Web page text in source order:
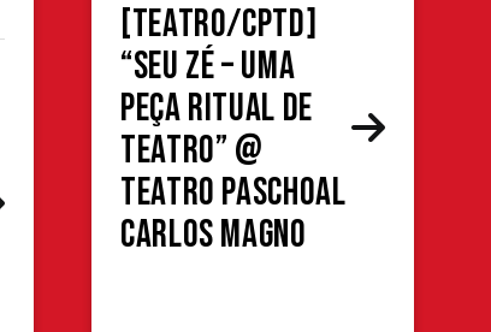
[TEATRO/CPTD]
“Seu Zé – Uma
peça ritual de
teatro” @
Teatro Paschoal
Carlos Magno